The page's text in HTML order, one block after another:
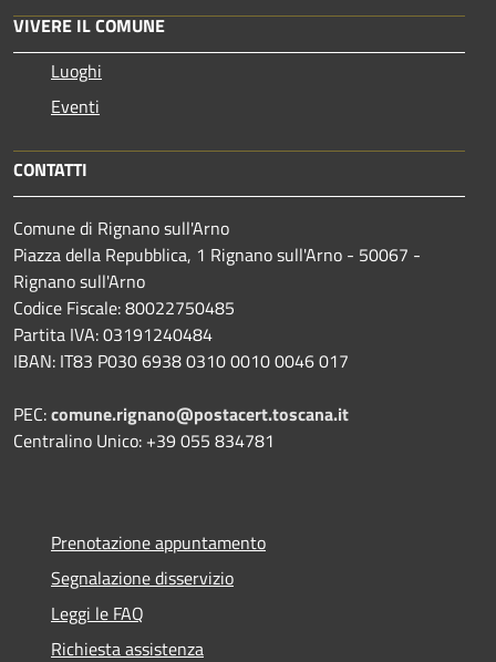
VIVERE IL COMUNE
Luoghi
Eventi
CONTATTI
Comune di Rignano sull'Arno
Piazza della Repubblica, 1 Rignano sull'Arno - 50067 -
Rignano sull'Arno
Codice Fiscale: 80022750485
Partita IVA: 03191240484
IBAN: IT83 P030 6938 0310 0010 0046 017
PEC:comune.rignano@postacert.toscana.it
Centralino Unico: +39 055 834781
Prenotazione appuntamento
Segnalazione disservizio
Leggi le FAQ
Richiesta assistenza